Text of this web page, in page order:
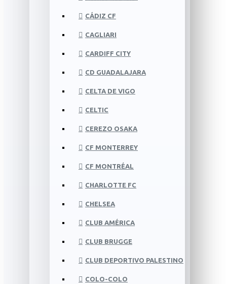
CÁDIZ CF
CAGLIARI
CARDIFF CITY
CD GUADALAJARA
CELTA DE VIGO
CELTIC
CEREZO OSAKA
CF MONTERREY
CF MONTRÉAL
CHARLOTTE FC
CHELSEA
CLUB AMÉRICA
CLUB BRUGGE
CLUB DEPORTIVO PALESTINO
COLO-COLO